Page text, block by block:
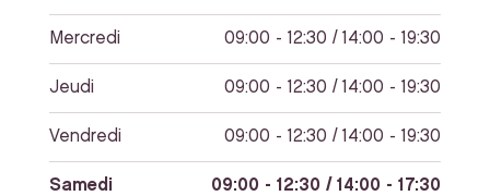
Mercredi 09:00 - 12:30 / 14:00 - 19:30
Jeudi 09:00 - 12:30 / 14:00 - 19:30
Vendredi 09:00 - 12:30 / 14:00 - 19:30
Samedi 09:00 - 12:30 / 14:00 - 17:30